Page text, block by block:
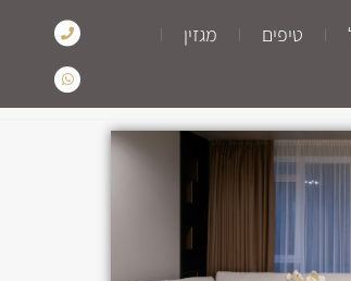
טיפים
מגזין